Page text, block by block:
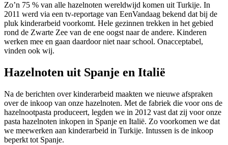
Zo’n 75 % van alle hazelnoten wereldwijd komen uit Turkije. In
2011 werd via een tv-reportage van EenVandaag bekend dat bij de
pluk kinderarbeid voorkomt. Hele gezinnen trekken in het gebied
rond de Zwarte Zee van de ene oogst naar de andere. Kinderen
werken mee en gaan daardoor niet naar school. Onacceptabel,
vinden ook wij.
Hazelnoten uit Spanje en Italië
Na de berichten over kinderarbeid maakten we nieuwe afspraken
over de inkoop van onze hazelnoten. Met de fabriek die voor ons de
hazelnootpasta produceert, legden we in 2012 vast dat zij voor onze
pasta hazelnoten inkopen in Spanje en Italië. Zo voorkomen we dat
we meewerken aan kinderarbeid in Turkije. Intussen is de inkoop
beperkt tot Spanje.